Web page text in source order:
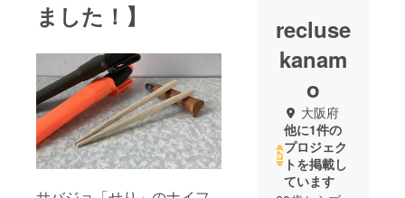
ました！】
recluse
kanam
o
大阪府
他に1件の
プロジェク
トを掲載し
ています